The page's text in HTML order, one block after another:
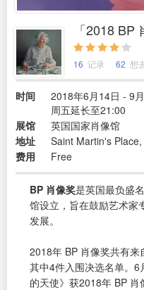
「2018 BP
16 记录 62 想
时间
2018年6月14日 - 9
周五延长至21:00
展馆
英国国家肖像馆
地址
Saint Martin's
费用
Free
BP 肖像奖是英国最负盛
馆设立，旨在鼓励艺术家
发展。
2018年 BP 肖像奖共有来
其中4件入围决选名单。
的天使》获2018年 BP 肖